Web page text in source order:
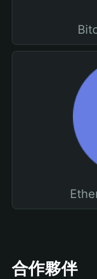
合作夥伴